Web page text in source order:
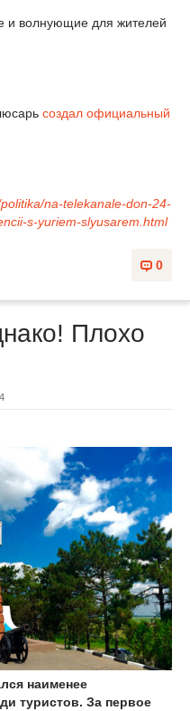
и волнующие для жителей
создал официальный
na-telekanale-don-24-
s-yuriem-slyusarem.html
0
Плохо
наименее
туристов. За первое